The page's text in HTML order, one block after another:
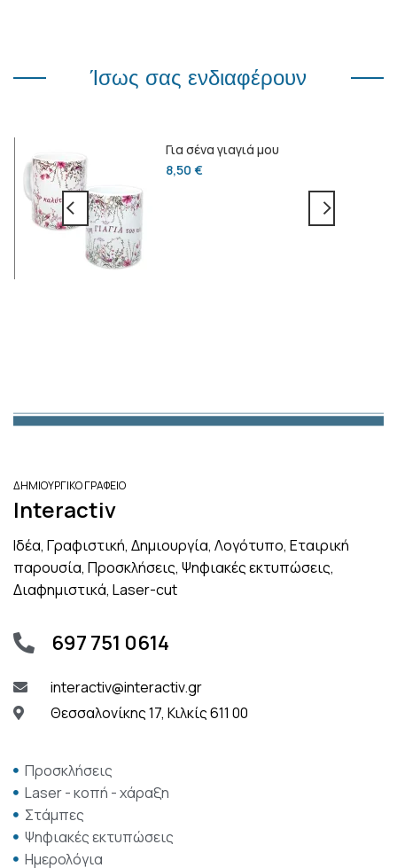
Ίσως σας ενδιαφέρουν
Για σένα γιαγιά μου
8,50 €
ΔΗΜΙΟΥΡΓΙΚΟ ΓΡΑΦΕΙΟ
Interactiv
Ιδέα, Γραφιστική, Δημιουργία, Λογότυπο, Εταιρική
παρουσία, Προσκλήσεις, Ψηφιακές εκτυπώσεις,
Διαφημιστικά, Laser-cut
697 751 0614
interactiv@interactiv.gr
Θεσσαλονίκης 17, Κιλκίς 611 00
Προσκλήσεις
Laser - κοπή - χάραξη
Στάμπες
Ψηφιακές εκτυπώσεις
Ημερολόγια